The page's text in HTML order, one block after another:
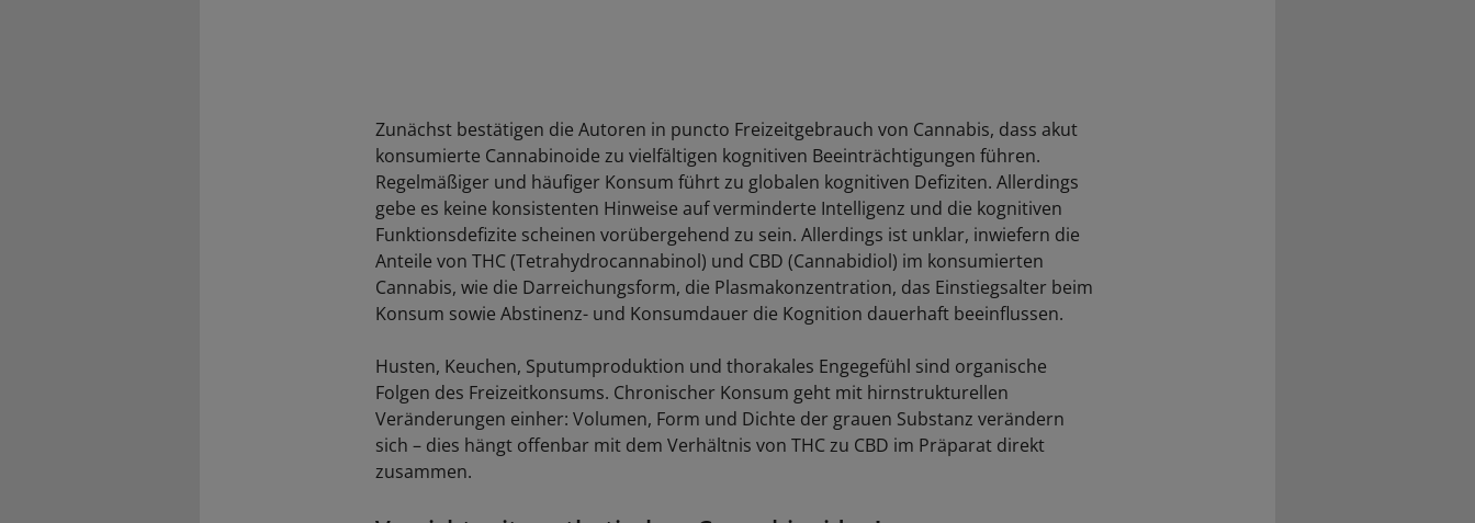
Zunächst bestätigen die Autoren in puncto Freizeitgebrauch von Cannabis, dass akut
konsumierte Cannabinoide zu vielfältigen kognitiven Beeinträchtigungen führen.
Regelmäßiger und häufiger Konsum führt zu globalen kognitiven Defiziten. Allerdings
gebe es keine konsistenten Hinweise auf verminderte Intelligenz und die kognitiven
Funktionsdefizite scheinen vorübergehend zu sein. Allerdings ist unklar, inwiefern die
Anteile von THC (Tetrahydrocannabinol) und CBD (Cannabidiol) im konsumierten
Cannabis, wie die Darreichungsform, die Plasmakonzentration, das Einstiegsalter beim
Konsum sowie Abstinenz- und Konsumdauer die Kognition dauerhaft beeinflussen.
Husten, Keuchen, Sputumproduktion und thorakales Engegefühl sind organische
Folgen des Freizeitkonsums. Chronischer Konsum geht mit hirnstrukturellen
Veränderungen einher: Volumen, Form und Dichte der grauen Substanz verändern
sich – dies hängt offenbar mit dem Verhältnis von THC zu CBD im Präparat direkt
zusammen.